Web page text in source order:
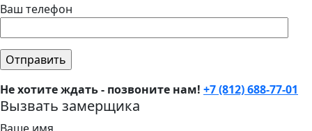
Ваш телефон
Не хотите ждать - позвоните нам! +7 (812) 688-77-01
Вызвать замерщика